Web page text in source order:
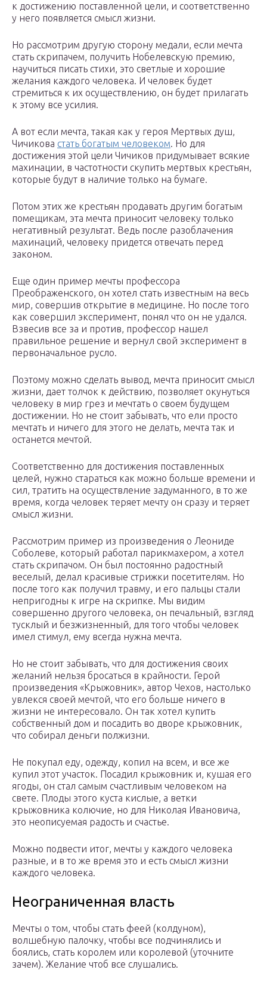
к достижению поставленной цели, и соответственно
у него появляется смысл жизни.
Но рассмотрим другую сторону медали, если мечта
стать скрипачем, получить Нобелевскую премию,
научиться писать стихи, это светлые и хорошие
желания каждого человека. И человек будет
стремиться к их осуществлению, он будет прилагать
к этому все усилия.
А вот если мечта, такая как у героя Мертвых душ,
Чичикова стать богатым человеком. Но для
достижения этой цели Чичиков придумывает всякие
махинации, в частотности скупить мертвых крестьян,
которые будут в наличие только на бумаге.
Потом этих же крестьян продавать другим богатым
помещикам, эта мечта приносит человеку только
негативный результат. Ведь после разоблачения
махинаций, человеку придется отвечать перед
законом.
Еще один пример мечты профессора
Преображенского, он хотел стать известным на весь
мир, совершив открытие в медицине. Но после того
как совершил эксперимент, понял что он не удался.
Взвесив все за и против, профессор нашел
правильное решение и вернул свой эксперимент в
первоначальное русло.
Поэтому можно сделать вывод, мечта приносит смысл
жизни, дает толчок к действию, позволяет окунуться
человеку в мир грез и мечтать о своем будущем
достижении. Но не стоит забывать, что ели просто
мечтать и ничего для этого не делать, мечта так и
останется мечтой.
Соответственно для достижения поставленных
целей, нужно стараться как можно больше времени и
сил, тратить на осуществление задуманного, в то же
время, когда человек теряет мечту он сразу и теряет
смысл жизни.
Рассмотрим пример из произведения о Леониде
Соболеве, который работал парикмахером, а хотел
стать скрипачом. Он был постоянно радостный
веселый, делал красивые стрижки посетителям. Но
после того как получил травму, и его пальцы стали
непригодны к игре на скрипке. Мы видим
совершенно другого человека, он печальный, взгляд
тусклый и безжизненный, для того чтобы человек
имел стимул, ему всегда нужна мечта.
Но не стоит забывать, что для достижения своих
желаний нельзя бросаться в крайности. Герой
произведения «Крыжовник», автор Чехов, настолько
увлекся своей мечтой, что его больше ничего в
жизни не интересовало. Он так хотел купить
собственный дом и посадить во дворе крыжовник,
что собирал деньги полжизни.
Не покупал еду, одежду, копил на всем, и все же
купил этот участок. Посадил крыжовник и, кушая его
ягоды, он стал самым счастливым человеком на
свете. Плоды этого куста кислые, а ветки
крыжовника колючие, но для Николая Ивановича,
это неописуемая радость и счастье.
Можно подвести итог, мечты у каждого человека
разные, и в то же время это и есть смысл жизни
каждого человека.
Неограниченная власть
Мечты о том, чтобы стать феей (колдуном),
волшебную палочку, чтобы все подчинялись и
боялись, стать королем или королевой (уточните
зачем). Желание чтоб все слушались.